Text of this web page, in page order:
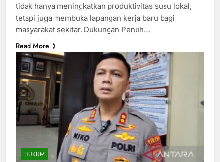
tidak hanya meningkatkan produktivitas susu lokal,
tetapi juga membuka lapangan kerja baru bagi
masyarakat sekitar. Dukungan Penuh…
Read More
HUKUM